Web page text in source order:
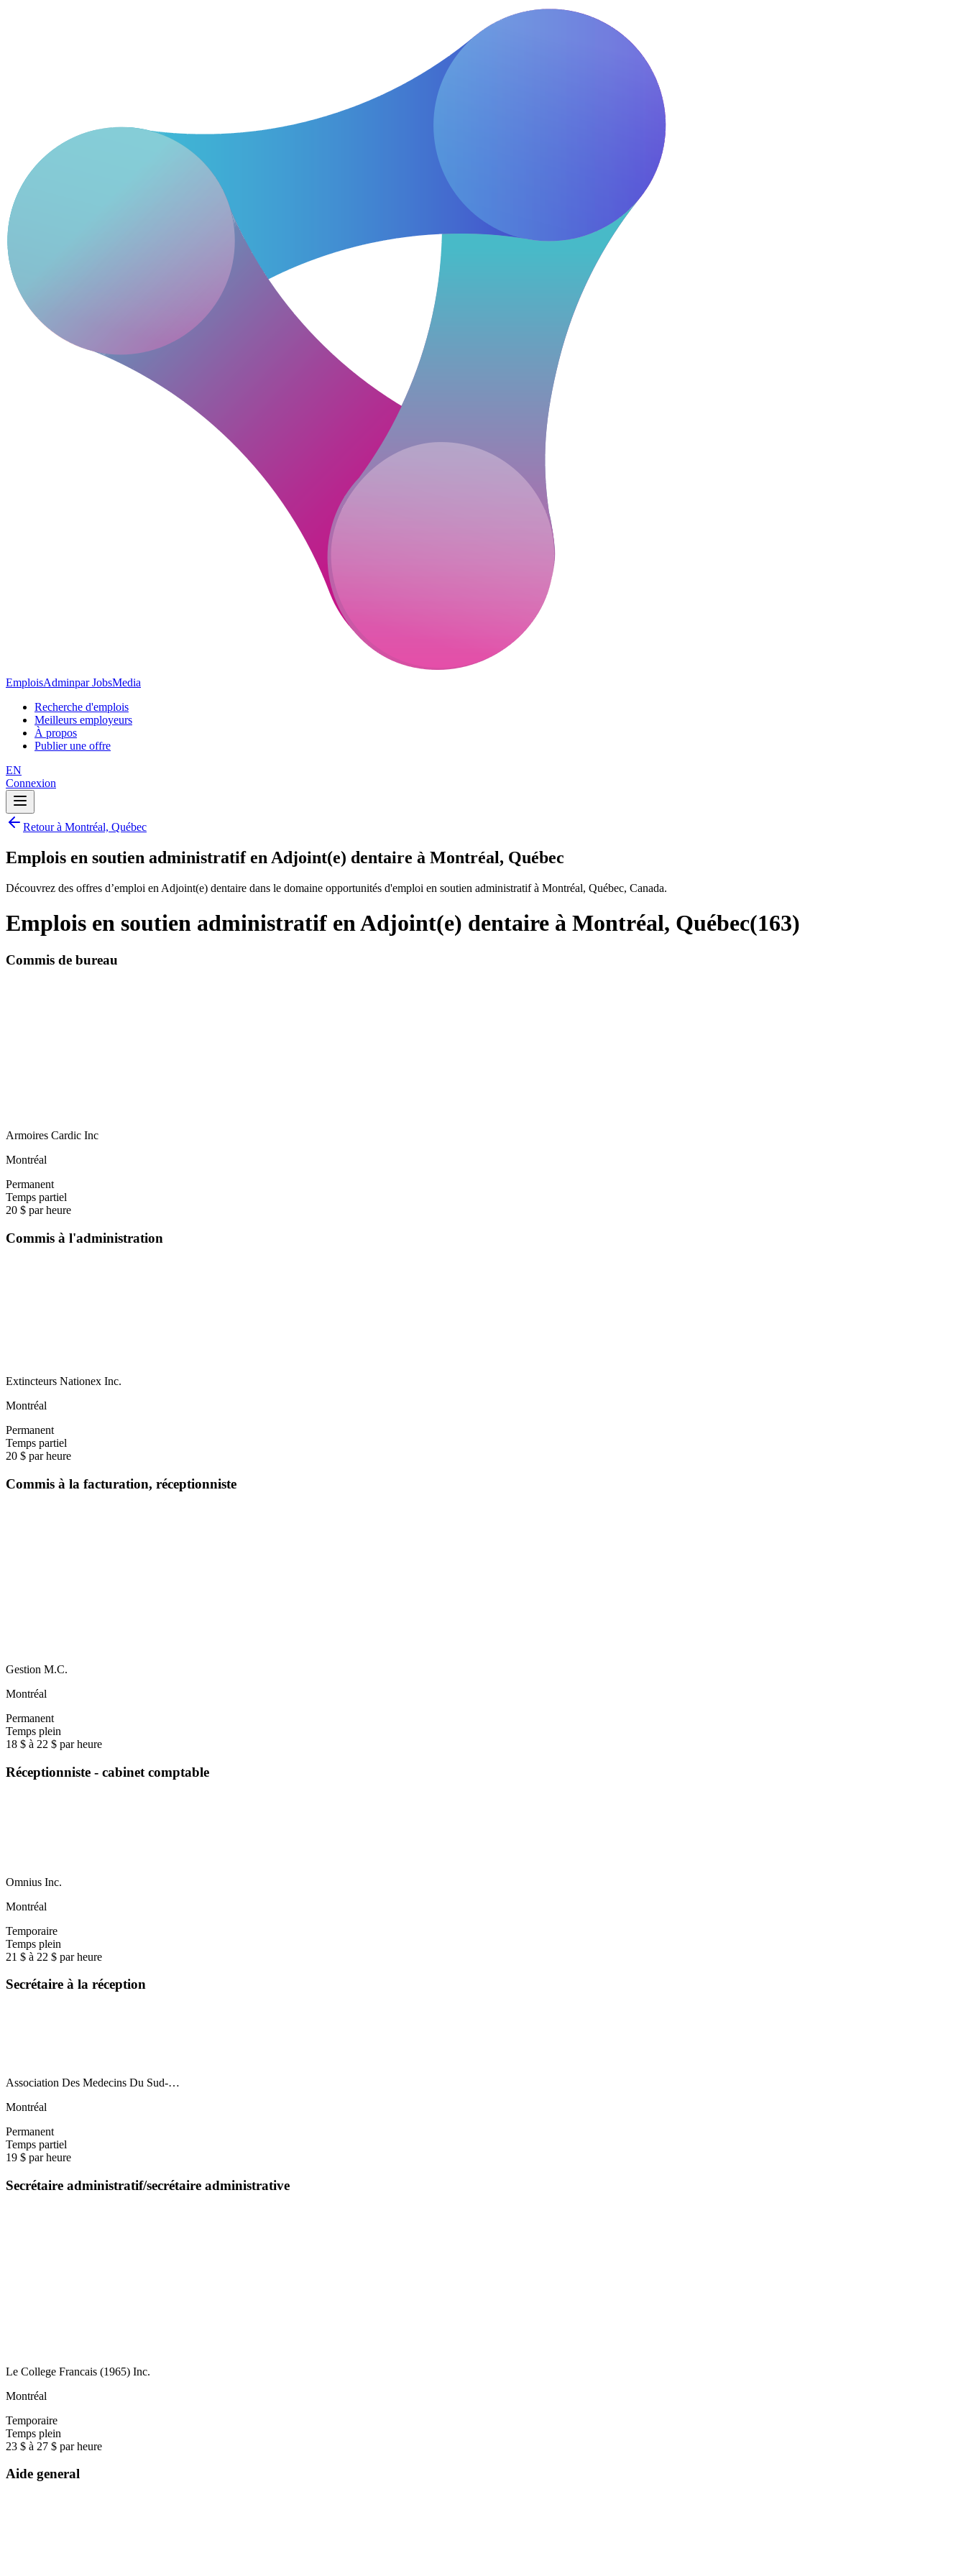
EmploisAdminpar JobsMedia
Recherche d'emplois
Meilleurs employeurs
À propos
Publier une offre
EN
Connexion
Retour à Montréal, Québec
Emplois en soutien administratif en Adjoint(e) dentaire à Montréal, Québec
Découvrez des offres d’emploi en Adjoint(e) dentaire dans le domaine opportunités d'emploi en soutien administratif à Montréal, Québec, Canada.
Emplois en soutien administratif en Adjoint(e) dentaire à Montréal, Québec(163)
Commis de bureau
Armoires Cardic Inc
Montréal
Permanent
Temps partiel
20 $ par heure
Commis à l'administration
Extincteurs Nationex Inc.
Montréal
Permanent
Temps partiel
20 $ par heure
Commis à la facturation, réceptionniste
Gestion M.C.
Montréal
Permanent
Temps plein
18 $ à 22 $ par heure
Réceptionniste - cabinet comptable
Omnius Inc.
Montréal
Temporaire
Temps plein
21 $ à 22 $ par heure
Secrétaire à la réception
Association Des Medecins Du Sud-…
Montréal
Permanent
Temps partiel
19 $ par heure
Secrétaire administratif/secrétaire administrative
Le College Francais (1965) Inc.
Montréal
Temporaire
Temps plein
23 $ à 27 $ par heure
Aide general